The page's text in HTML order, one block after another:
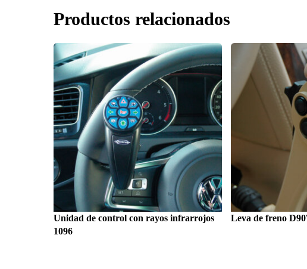
Productos relacionados
Unidad de control con rayos infrarrojos
1096
Leva de freno